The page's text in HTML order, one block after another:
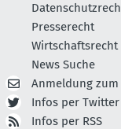
Presserecht
Wirtschaftsrecht
News Suche
Anmeldung
Infos per Twitter
Infos per RSS